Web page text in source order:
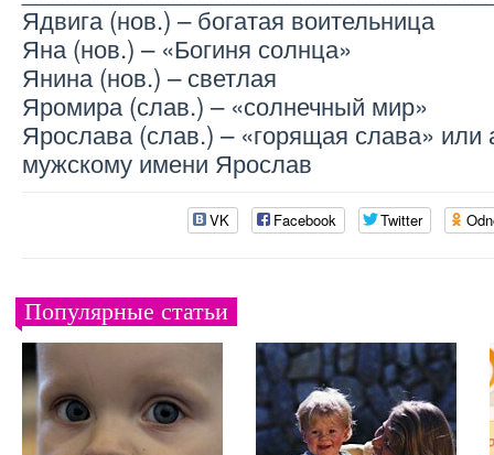
Ядвига (нов.) – богатая воительница
Яна (нов.) – «Богиня солнца»
Янина (нов.) – светлая
Яромира (слав.) – «солнечный мир»
Ярослава (слав.) – «горящая слава» или
мужскому имени Ярослав
VK Facebook Twitter
Популярные статьи